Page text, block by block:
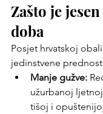
Zašto je
doba
Posjet hrvatskoj
jedinstvene
Manje gužve:
užurbanoj
tišoj i